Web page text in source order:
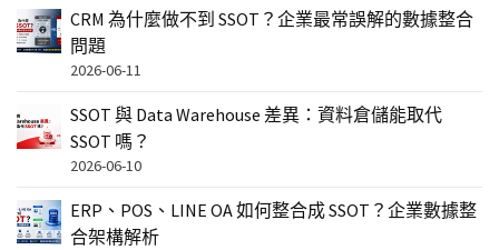
CRM 為什麼做不到 SSOT？企業最常誤解的數據整合
問題
2026-06-11
SSOT 與 Data Warehouse 差異：資料倉儲能取代
SSOT 嗎？
2026-06-10
ERP、POS、LINE OA 如何整合成 SSOT？企業數據整
合架構解析